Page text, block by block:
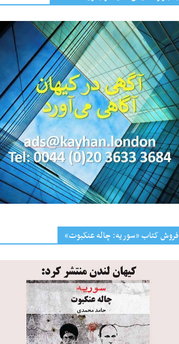
فروش کتاب «سوریه: چاله عنکبوت»